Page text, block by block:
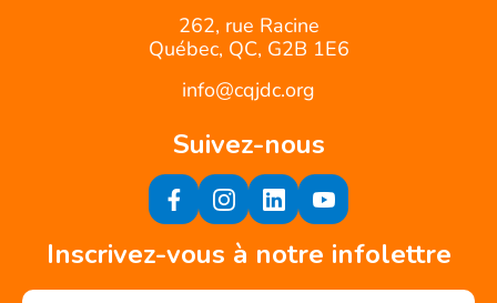
262, rue Racine
Québec, QC, G2B 1E6
info@cqjdc.org
Suivez-nous
Inscrivez-vous à notre infolettre